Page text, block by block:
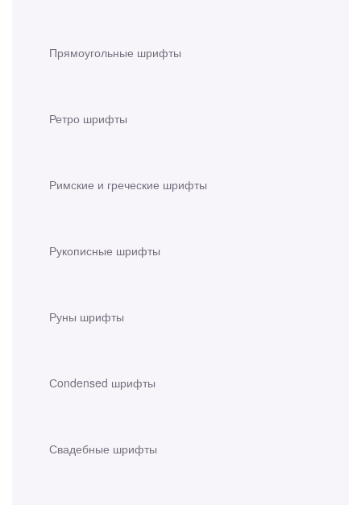
Прямоугольные шрифты
Ретро шрифты
Римские и греческие шрифты
Рукописные шрифты
Руны шрифты
Сondensed шрифты
Свадебные шрифты